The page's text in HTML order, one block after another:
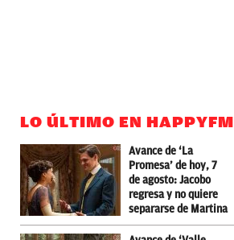
LO ÚLTIMO EN HAPPYFM
Avance de ‘La
Promesa’ de hoy, 7
de agosto: Jacobo
regresa y no quiere
separarse de Martina